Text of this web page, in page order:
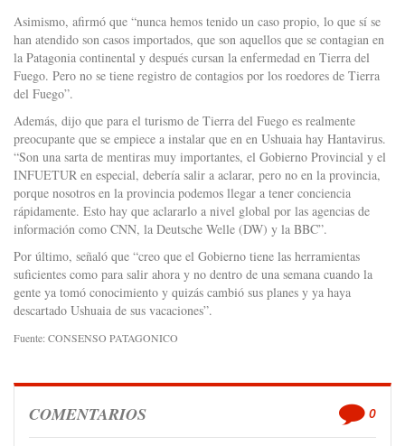
Asimismo, afirmó que “nunca hemos tenido un caso propio, lo que sí se
han atendido son casos importados, que son aquellos que se contagian en
la Patagonia continental y después cursan la enfermedad en Tierra del
Fuego. Pero no se tiene registro de contagios por los roedores de Tierra
del Fuego”.
Además, dijo que para el turismo de Tierra del Fuego es realmente
preocupante que se empiece a instalar que en en Ushuaia hay Hantavirus.
“​Son una sarta de mentiras muy importantes, el Gobierno Provincial y el
INFUETUR en especial, debería salir a aclarar, pero no en la provincia,
porque nosotros en la provincia podemos llegar a tener conciencia
rápidamente. Esto hay que aclararlo a nivel global por las agencias de
información como CNN, la Deutsche Welle (DW) y la BBC”.
Por último, señaló que “creo que el Gobierno tiene las herramientas
suficientes como para salir ahora y no dentro de una semana cuando la
gente ya tomó conocimiento y quizás cambió sus planes y ya haya
descartado Ushuaia de sus vacaciones”.
Fuente: CONSENSO PATAGONICO
COMENTARIOS 0